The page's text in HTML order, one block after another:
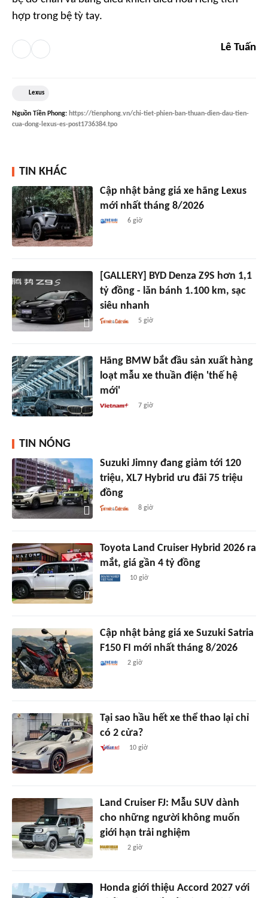
hợp trong bệ tỳ tay.
Lê Tuấn
Lexus
Nguồn Tiền Phong: https://tienphong.vn/chi-tiet-phien-ban-thuan-dien-dau-tien-
cua-dong-lexus-es-post1736384.tpo
TIN KHÁC
Cập nhật bảng giá xe hãng Lexus
mới nhất tháng 8/2026
6 giờ
[GALLERY] BYD Denza Z9S hơn 1,1
tỷ đồng - lăn bánh 1.100 km, sạc
siêu nhanh
5 giờ
Hãng BMW bắt đầu sản xuất hàng
loạt mẫu xe thuần điện 'thế hệ
mới'
7 giờ
TIN NÓNG
Suzuki Jimny đang giảm tới 120
triệu, XL7 Hybrid ưu đãi 75 triệu
đồng
8 giờ
Toyota Land Cruiser Hybrid 2026 ra
mắt, giá gần 4 tỷ đồng
10 giờ
Cập nhật bảng giá xe Suzuki Satria
F150 FI mới nhất tháng 8/2026
2 giờ
Tại sao hầu hết xe thể thao lại chỉ
có 2 cửa?
10 giờ
Land Cruiser FJ: Mẫu SUV dành
cho những người không muốn
giới hạn trải nghiệm
2 giờ
Honda giới thiệu Accord 2027 với